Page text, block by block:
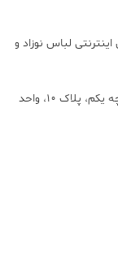
لباس نوزاد و
تهران، انقلاب، خیابان سپاه، کوچه غفوری، کوچه یکم، پلاک 10، واحد